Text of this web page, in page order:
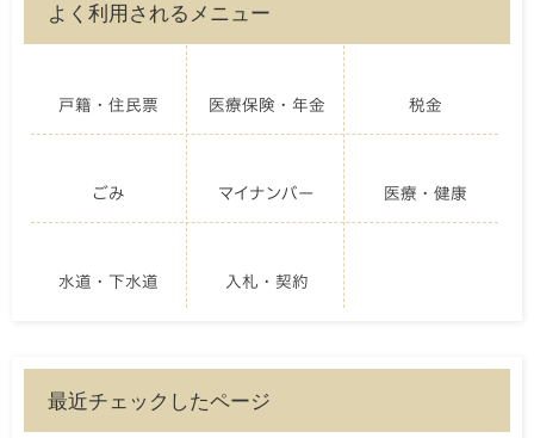
よく利用されるメニュー
戸籍・住民票 医療保険・年金 税金
ごみ マイナンバー 医療・健康
水道・下水道 入札・契約
最近チェックしたページ